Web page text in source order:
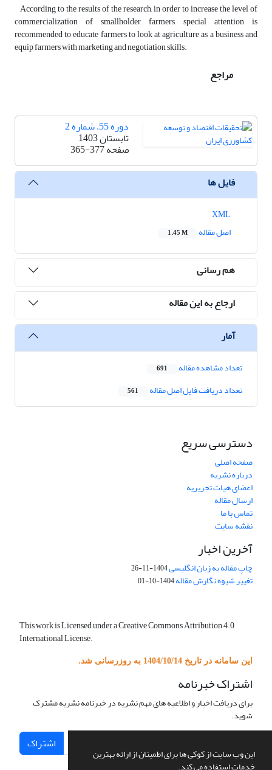
این وب سایت از کوکی ها برای اطمینان از ارائه بهترین
خدمات استفاده می کند.
According to the results of the research, in order to increase the level of
commercialization of smallholder farmers, special attention is
recommended to educate farmers to look at agriculture as a business and
equip farmers with marketing and negotiation skills.
مراجع
دوره 55، شماره 2
تابستان 1403
صفحه365-377
فایل ها
اصل مقاله
1.45 M
هم رسانی
ارجاع به این مقاله
آمار
تعداد مشاهده مقاله 691
تعداد دریافت فایل اصل مقاله 561
دسترسی سریع
صفحه اصلی
درباره نشریه
اعضای هیات تحریریه
ارسال مقاله
تماس با ما
نقشه سایت
آخرین اخبار
چاپ مقاله به زبان انگلیسی1404-11-26
تغییر شیوه نگارش مقاله1404-10-01
This work is Licensed under a Creative Commons Attribution 4.0
International License.
این سامانه در تاریخ 1404/10/14 به روزرسانی شد.
اشتراک خبرنامه
برای دریافت اخبار و اطلاعیه های مهم نشریه در خبرنامه نشریه مشترک
شوید.
اشتراک